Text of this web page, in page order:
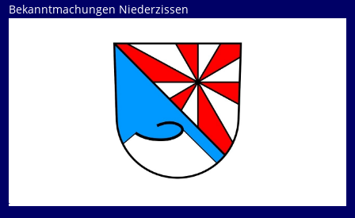
Bekanntmachungen Niederzissen